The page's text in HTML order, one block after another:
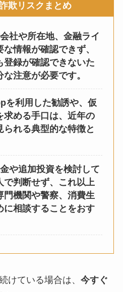
欺リスクまとめ
社や所在地、金融ライ
情報が確認できず、
登録が確認できないた
注意が必要です。
を利用した勧誘や、仮
求める手口は、近年の
られる典型的な特徴と
や追加投資を検討して
で判断せず、これ以上
門機関や警察、消費生
に相談することをおす
けている場合は、 今すぐ